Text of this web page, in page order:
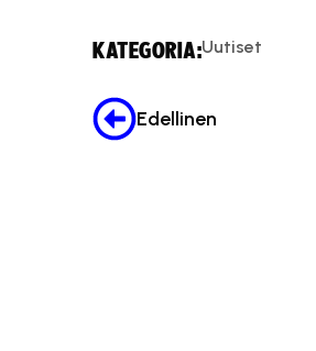
KATEGORIA:Uutiset
Edellinen